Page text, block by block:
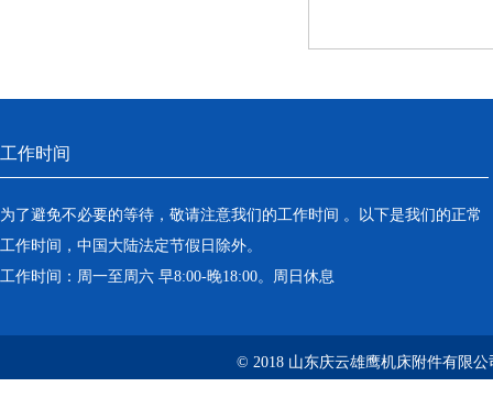
工作时间
为了避免不必要的等待，敬请注意我们的工作时间 。以下是我们的正常
工作时间，中国大陆法定节假日除外。
工作时间：周一至周六 早8:00-晚18:00。周日休息
© 2018 山东庆云雄鹰机床附件有限